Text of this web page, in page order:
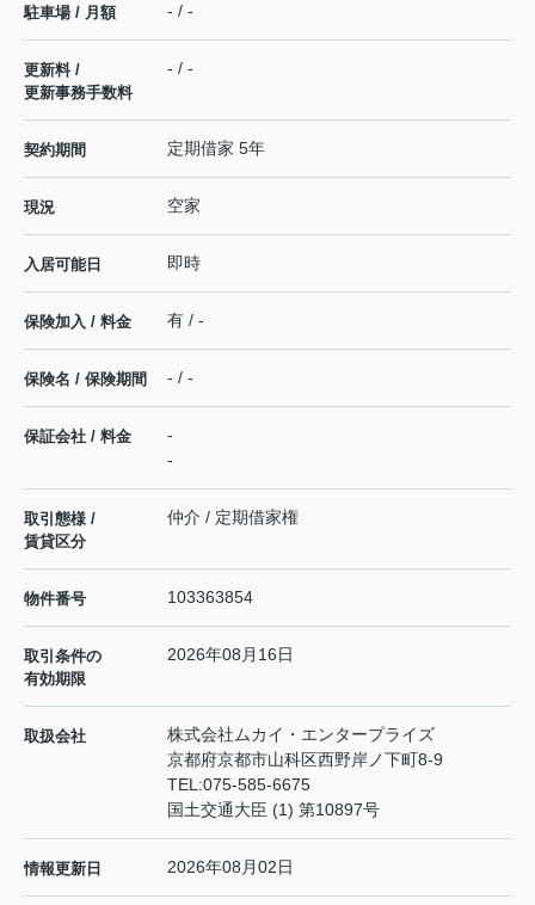
駐車場 / 月額 - / -
更新料 /
更新事務手数料
- / -
契約期間 定期借家 5年
現況 空家
入居可能日 即時
保険加入 / 料金 有 / -
保険名 / 保険期間 - / -
保証会社 / 料金
-
-
取引態様 /
賃貸区分
仲介 / 定期借家権
物件番号 103363854
取引条件の
有効期限
2026年08月16日
取扱会社
株式会社ムカイ・エンタープライズ
京都府京都市山科区西野岸ノ下町8-9
TEL:075-585-6675
国土交通大臣 (1) 第10897号
情報更新日 2026年08月02日